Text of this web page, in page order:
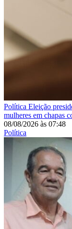
Política Eleição
mulheres em chapas
08/08/2026 às 07:48
Política